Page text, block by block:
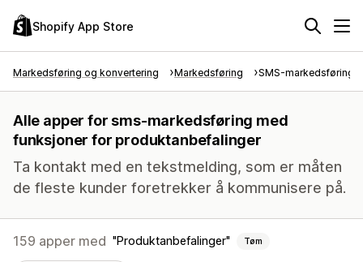
Shopify App Store
Markedsføring og konvertering Markedsføring SMS-markedsføring
Alle apper for sms-markedsføring med
funksjoner for produktanbefalinger
Ta kontakt med en tekstmelding, som er måten
de fleste kunder foretrekker å kommunisere på.
159 apper med Produktanbefalinger Tøm